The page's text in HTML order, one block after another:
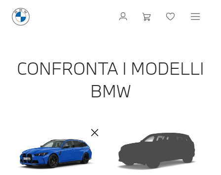
CONFRONTA I MODELLI
BMW